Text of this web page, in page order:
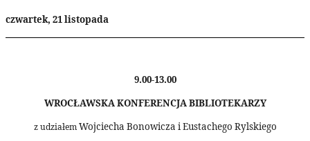
czwartek, 21 listopada
9.00-13.00
WROCŁAWSKA KONFERENCJA BIBLIOTEKARZY
z udziałemWojciecha Bonowicza i Eustachego Rylskiego